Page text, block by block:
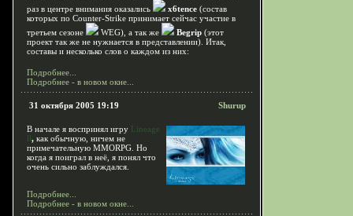
раз в центре внимания оказались
x6tence (состав
которых по Counter-Strike принимает сейчас участие в
третьем сезоне
WEG), а так же Begrip (этот
проект так же не нужнается в представлении). Итак,
составы и несколько слов о каждом из них:
Подробнее...
Подробнее - в новом окне...
31 октября 2005 19:19 Shurup
В начале я воспринял игру Lineage
ll, как обычную, ничем не
примечательную MMORPG. Но
когда я поиграл в неё, я понял что
очень сильно заблуждался.
Подробнее...
Подробнее - в новом окне...